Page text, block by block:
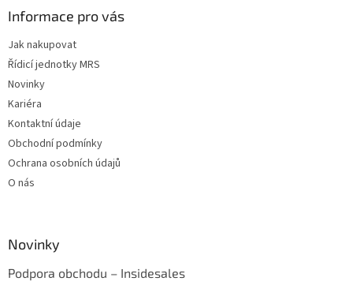
Informace pro vás
Jak nakupovat
Řídicí jednotky MRS
Novinky
Kariéra
Kontaktní údaje
Obchodní podmínky
Ochrana osobních údajů
O nás
Novinky
Podpora obchodu – Insidesales